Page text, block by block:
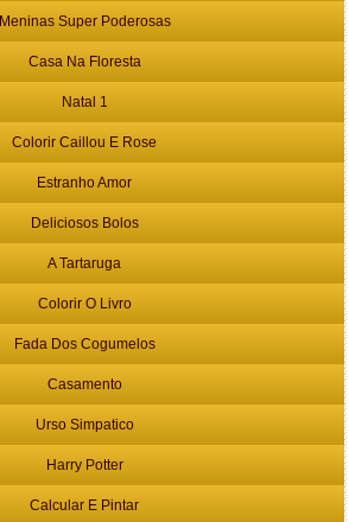
Meninas Super Poderosas
Casa Na Floresta
Natal 1
Colorir Caillou E Rose
Estranho Amor
Deliciosos Bolos
A Tartaruga
Colorir O Livro
Fada Dos Cogumelos
Casamento
Urso Simpatico
Harry Potter
Calcular E Pintar